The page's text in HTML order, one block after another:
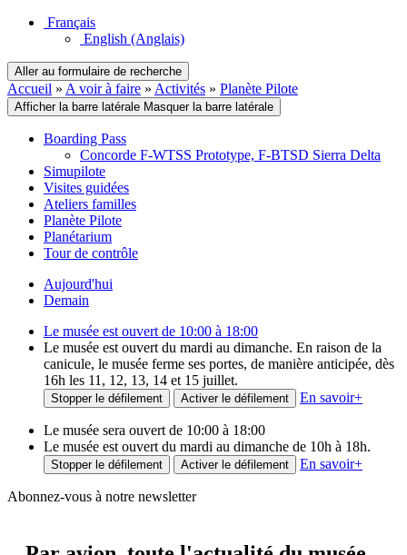
Français
English (Anglais)
Aller au formulaire de recherche
Accueil » A voir à faire » Activités » Planète Pilote
Afficher la barre latérale Masquer la barre latérale
Boarding Pass
Concorde F-WTSS Prototype, F-BTSD Sierra Delta
Simupilote
Visites guidées
Ateliers familles
Planète Pilote
Planétarium
Tour de contrôle
Aujourd'hui
Demain
Le musée est ouvert de 10:00 à 18:00
Le musée est ouvert du mardi au dimanche. En raison de la
canicule, le musée ferme ses portes, de manière anticipée, dès
16h les 11, 12, 13, 14 et 15 juillet.
Stopper le défilement Activer le défilement En savoir+
Le musée sera ouvert de 10:00 à 18:00
Le musée est ouvert du mardi au dimanche de 10h à 18h.
Stopper le défilement Activer le défilement En savoir+
Abonnez-vous à notre newsletter